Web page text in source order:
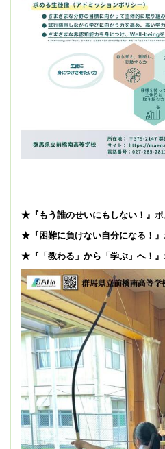
★『もう誰のせいにもしない！』
★『困難に負けない自分になる！』
★『「教わる」から「学ぶ」へ！』